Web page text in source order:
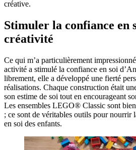
créative.
Stimuler la confiance en
créativité
Ce qui m’a particulièrement
activité a stimulé la confiance en soi
librement, elle a développé une fierté
réalisations. Chaque construction était
son estime de soi tout en encourageant
Les ensembles LEGO® Classic sont
; ce sont de véritables outils pour nourrir
en soi des enfants.